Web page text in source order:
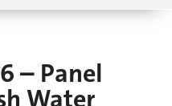
– Panel
Water